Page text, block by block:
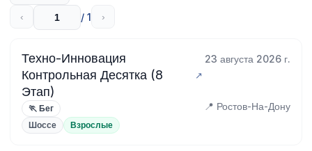
‹ / 1 ›
Техно-Инновация
Контрольная Десятка (8
Этап)
23 августа 2026 г.
🏃 Бег 📍 Ростов-На-Дону
Шоссе Взрослые